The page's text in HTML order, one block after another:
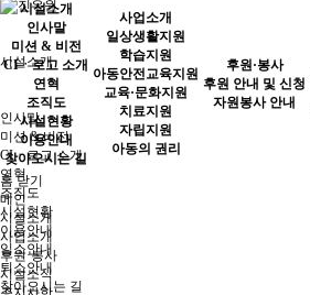
시설소개
인사말
미션 & 비전
CIㆍ로고 소개
연혁
조직도
시설현황
이용안내
입소안내
퇴소안내
찾아오시는 길
시설소개
인사말
미션 & 비전
CIㆍ로고 소개
연혁
조직도
시설현황
이용안내
찾아오시는 길
사업소개
일상생활지원
학습지원
아동안전교육지원
교육·문화지원
치료지원
자립지원
아동의 권리
후원·봉사
후원 안내 및 신청
자원봉사 안내
홈 닫기
메인
시설소개
사업소개
후원·봉사
시설소식